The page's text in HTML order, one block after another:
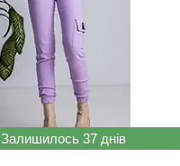
Залишилось 37 днів